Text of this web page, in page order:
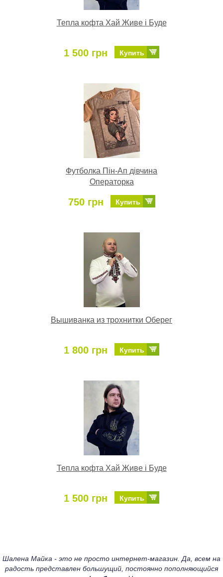
Тепла кофта Хай Живе і Буде
1 500 грн Купить
Футболка Пін-Ап дівчина
Операторка
750 грн Купить
Вышиванка из трохнитки Оберег
1 800 грн Купить
Тепла кофта Хай Живе і Буде
1 500 грн Купить
Шалена Майка - это не просто интернет-магазин. Да, всем на
радость представлен большущий, постоянно пополняющийся